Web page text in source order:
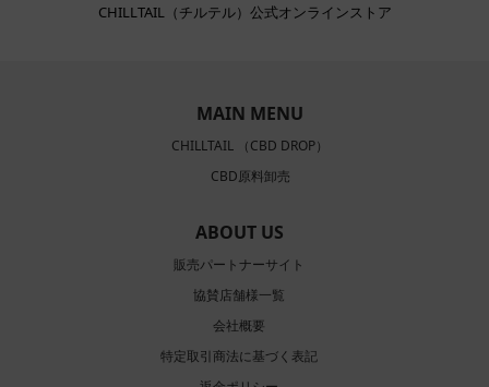
CHILLTAIL（チルテル）公式オンラインストア
MAIN MENU
CHILLTAIL （CBD DROP）
CBD原料卸売
ABOUT US
販売パートナーサイト
協賛店舗様一覧
会社概要
特定取引商法に基づく表記